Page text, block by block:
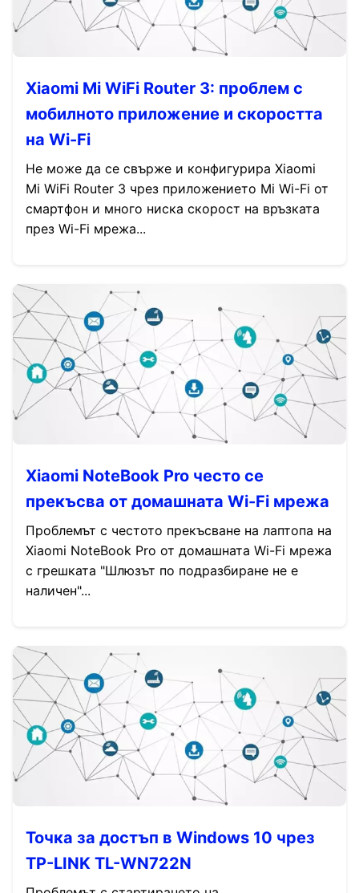
Xiaomi Mi WiFi Router 3: проблем с
мобилното приложение и скоростта
на Wi-Fi
Не може да се свърже и конфигурира Xiaomi
Mi WiFi Router 3 чрез приложението Mi Wi-Fi от
смартфон и много ниска скорост на връзката
през Wi-Fi мрежа...
Xiaomi NoteBook Pro често се
прекъсва от домашната Wi-Fi мрежа
Проблемът с честото прекъсване на лаптопа на
Xiaomi NoteBook Pro от домашната Wi-Fi мрежа
с грешката "Шлюзът по подразбиране не е
наличен"...
Точка за достъп в Windows 10 чрез
TP-LINK TL-WN722N